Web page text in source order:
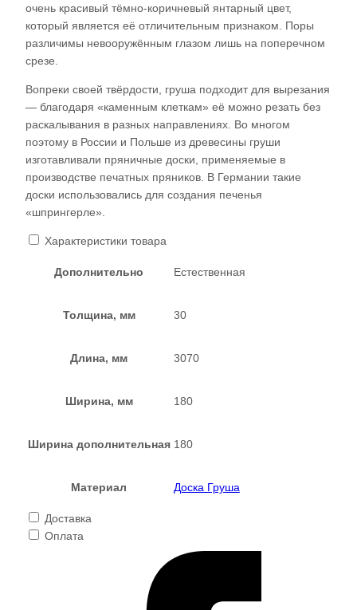
очень красивый тёмно-коричневый янтарный цвет,
который является её отличительным признаком. Поры
различимы невооружённым глазом лишь на поперечном
срезе.
Вопреки своей твёрдости, груша подходит для вырезания
— благодаря «каменным клеткам» её можно резать без
раскалывания в разных направлениях. Во многом
поэтому в России и Польше из древесины груши
изготавливали пряничные доски, применяемые в
производстве печатных пряников. В Германии такие
доски использовались для создания печенья
«шпрингерле».
Характеристики товара
Дополнительно Естественная
Толщина, мм 30
Длина, мм 3070
Ширина, мм 180
Ширина дополнительная 180
Материал Доска Груша
Доставка
Оплата